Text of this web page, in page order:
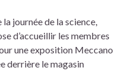
journée de la science,
d’accueillir les membres
une exposition Meccano
derrière le magasin